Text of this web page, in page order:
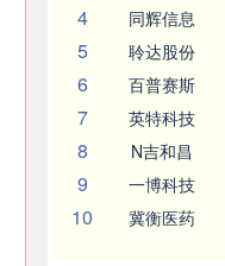
4 同辉信息
5 聆达股份
6 百普赛斯
7 英特科技
8 N吉和昌
9 一博科技
10 冀衡医药